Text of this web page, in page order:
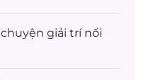
giải trínổi